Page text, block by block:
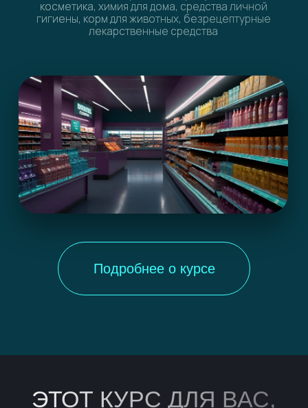
КОМУ БУДЕТ
ОСОБЕННО АКТУАЛЬНО?
На протяжении всего курса у вас будут практические
добавить в своё портфолио аналитических кейсов